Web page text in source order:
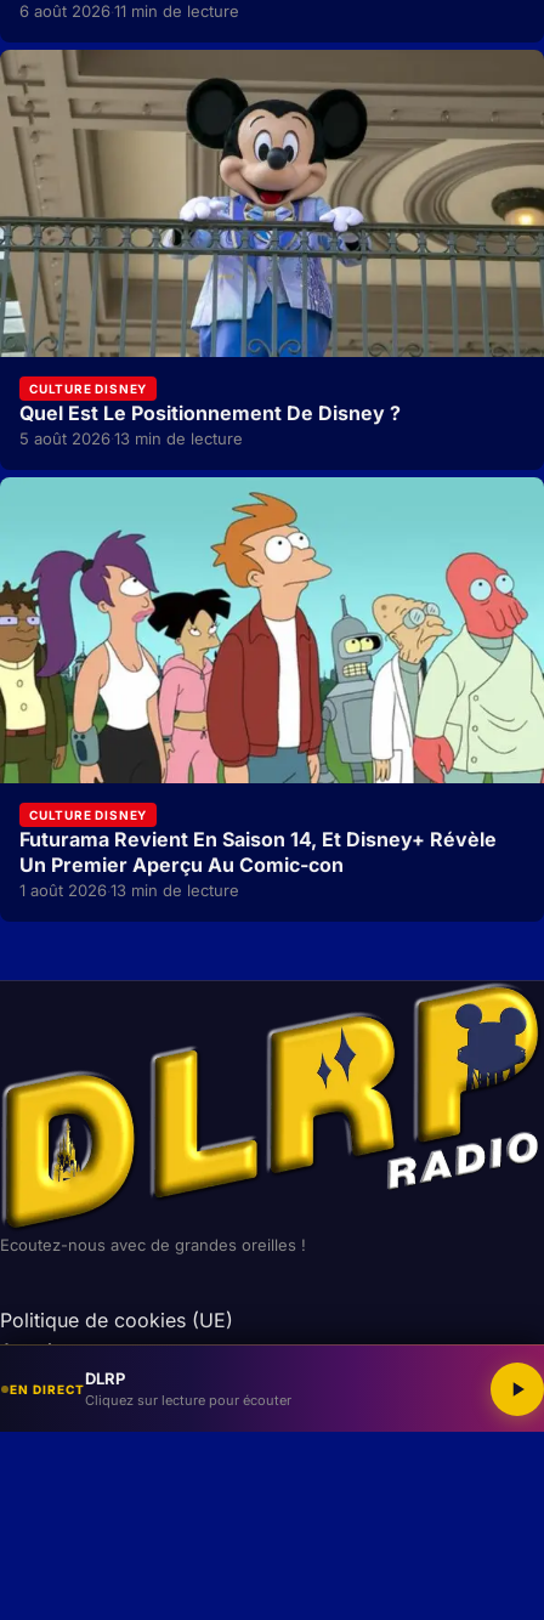
6 août 2026·11 min de lecture
CULTURE DISNEY
Quel Est Le Positionnement De Disney ?
5 août 2026·13 min de lecture
CULTURE DISNEY
Futurama Revient En Saison 14, Et Disney+ Révèle
Un Premier Aperçu Au Comic-con
1 août 2026·13 min de lecture
Ecoutez-nous avec de grandes oreilles !
Politique de cookies (UE)
Avertissement
Imprint
Conditions générales
EN DIRECT
DLRP
Cliquez sur lecture pour écouter